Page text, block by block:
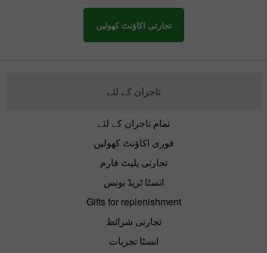
تجارتی اکاؤنٹ کھولیں
تاجران کے لئے
تمام تاجران کے لئے
فوری اکاؤنٹ کھولیں
تجارتی پلیٹ فارم
انسٹا ٹریڈ بونس
Gifts for replenishment
تجارتی شرائط
انسٹا تجزیات